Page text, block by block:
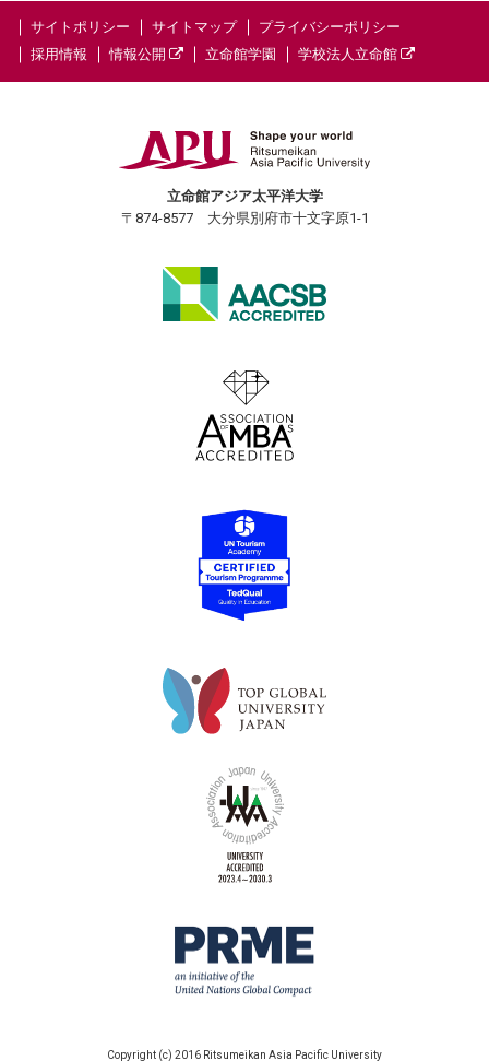
サイトポリシー サイトマップ
プライバシーポリシー
採用情報
情報公開 立命館学園 学校法人立命館
立命館アジア太平洋大学
〒874-8577 大分県別府市十文字原1-1
Copyright (c) 2016 Ritsumeikan Asia Pacific University